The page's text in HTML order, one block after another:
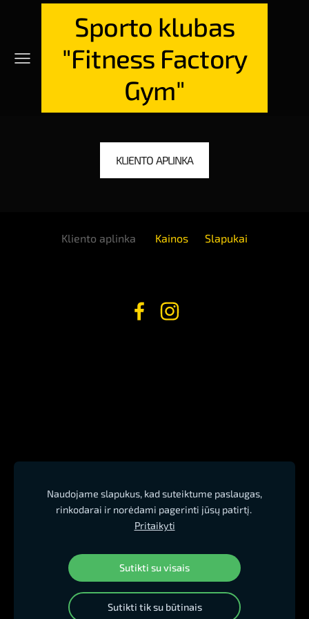
Sporto klubas
"Fitness Factory
Gym"
KLIENTO APLINKA
Kliento aplinka Kainos Slapukai
Naudojame slapukus, kad suteiktume paslaugas,
rinkodarai ir norėdami pagerinti jūsų patirtį.
Pritaikyti
Sutikti su visais
Sutikti tik su būtinais